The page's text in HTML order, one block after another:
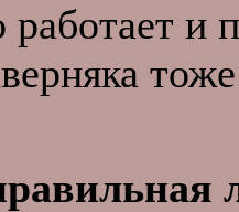
pаботает